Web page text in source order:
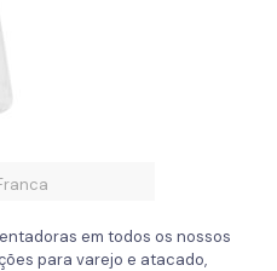
em todos os nossos
para varejo e atacado,